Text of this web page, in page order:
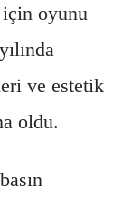
oyunu
ve estetik
oldu.